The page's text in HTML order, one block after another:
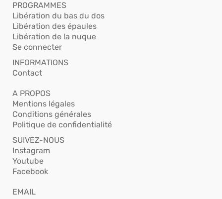
PROGRAMMES
Libération du bas du dos
Libération des épaules
Libération de la nuque
Se connecter
INFORMATIONS
Contact
A PROPOS
Mentions légales
Conditions générales
Politique de confidentialité
SUIVEZ-NOUS
Instagram
Youtube
Facebook
EMAIL